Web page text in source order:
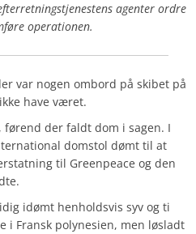
agenter ordre
operationen.
var nogen ombord på skibet på
have været.
førend der faldt dom i sagen. I
domstol dømt til at
til Greenpeace og den
idømt henholdsvis syv og ti
Fransk polynesien, men løsladt